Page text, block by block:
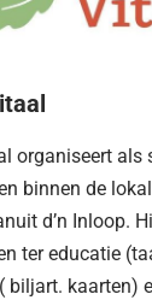
organiseert als
binnen de
d’n Inloop.
ter educatie
biljart. kaarten)